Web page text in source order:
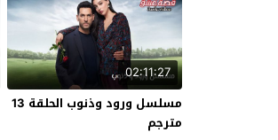
02:11:27
مسلسل ورود وذنوب الحلقة 13
مترجم